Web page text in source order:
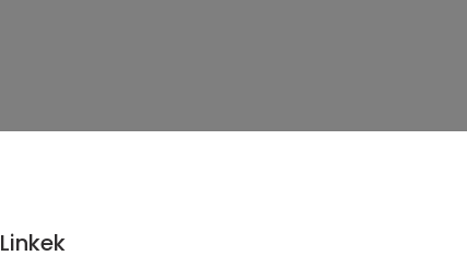
Linkek